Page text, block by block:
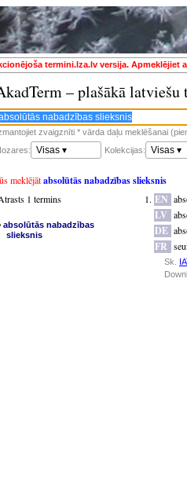
termini.lza.lv versija. Apmeklējiet
– plašākā latviešu
zvaigznīti * vārda daļu meklēšanai
Visas ▾ Kolekcijas: Visas ▾
meklējātabsolūtās nabadzības slieksnis
1 termins
absolūtās nabadzības
slieksnis
EN
LV
DE
FR
Sk.